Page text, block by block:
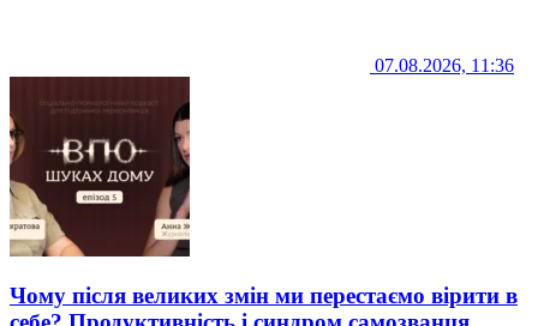
07.08.2026, 11:36
Чому після великих змін ми перестаємо вірити в